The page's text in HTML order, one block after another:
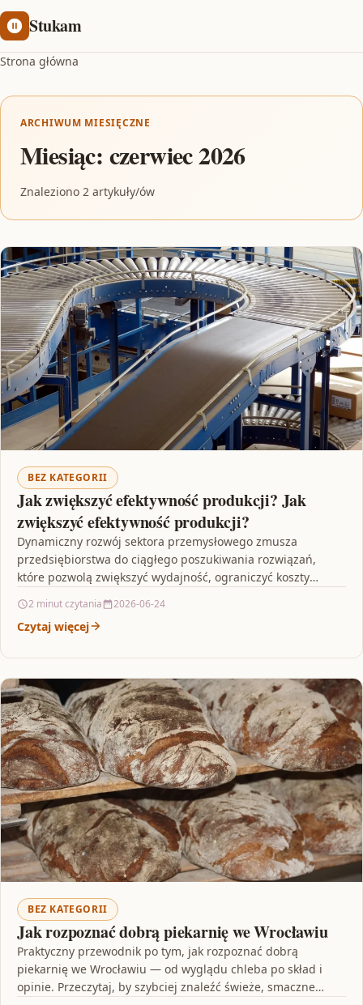
Stukam
Strona główna
ARCHIWUM MIESIĘCZNE
Miesiąc: czerwiec 2026
Znaleziono 2 artykuły/ów
BEZ KATEGORII
Jak zwiększyć efektywność produkcji? Jak
zwiększyć efektywność produkcji?
Dynamiczny rozwój sektora przemysłowego zmusza
przedsiębiorstwa do ciągłego poszukiwania rozwiązań,
które pozwolą zwiększyć wydajność, ograniczyć koszty
bezpieczeństwo pracy. W dobie…
2 minut czytania 2026-06-24
Czytaj więcej
BEZ KATEGORII
Jak rozpoznać dobrą piekarnię we Wrocławiu
Praktyczny przewodnik po tym, jak rozpoznać dobrą
piekarnię we Wrocławiu — od wyglądu chleba po skład i
opinie. Przeczytaj, by szybciej znaleźć świeże, smaczne…